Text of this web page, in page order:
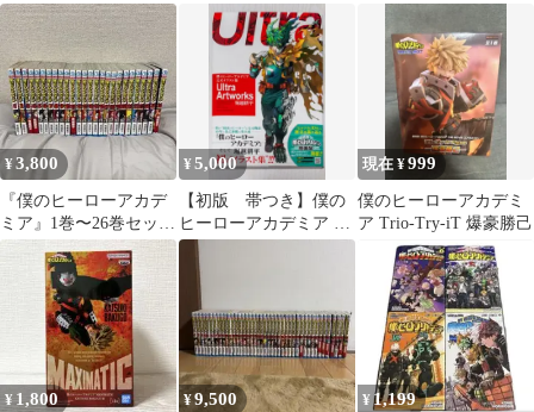
GLITTER&GLAMOUR
S 葉隠透 フィギュア
Vol.Rising2冊
¥3,800
『僕のヒーローアカデ
ミア』1巻〜26巻セット
（＋2巻 期間限定カバ
ー付）
¥5,000
【初版 帯つき】僕の
ヒーローアカデミア 公
式イラスト集
現在 ¥999
僕のヒーローアカデミ
ア Trio-Try-iT 爆豪勝己
¥ 1,800 ¥9,500 ¥1,199